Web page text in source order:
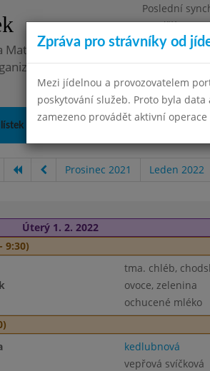
Poslední
Pondělí
Mateřská škola Telnice, okres Brno-
Kontakty a informace
Prosinec 2021 Leden 2022
Úterý 1. 2. 2022
9:30)
tma. chléb,
ovoce, zelenina
ochucené mléko
kedlubnová
vepřová svíčková
Zpráva pro strávníky od
Mezi jídelnou a provozovatelem
poskytování služeb. Proto byla
zamezeno provádět aktivní